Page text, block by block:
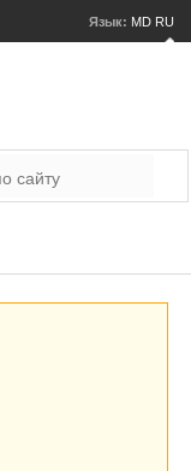
Язык: MD RU